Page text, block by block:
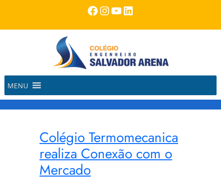
o
Facebook
Instagram
Youtube
LinkedIn
MENU
Colégio Termomecanica
realiza Conexão com o
Mercado